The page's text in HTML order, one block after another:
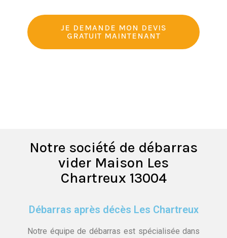
JE DEMANDE MON DEVIS
GRATUIT MAINTENANT
Notre société de débarras
vider Maison Les
Chartreux 13004
Débarras après décès Les Chartreux
Notre équipe de débarras est spécialisée dans